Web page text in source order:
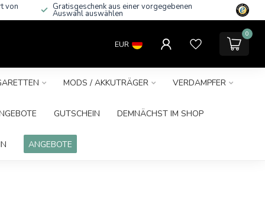
von Gratisgeschenk aus einer vorgegebenen
Auswahl auswählen
EUR
0
MODS / AKKUTRÄGER VERDAMPFER
GUTSCHEIN DEMNÄCHST IM SHOP
ANGEBOTE